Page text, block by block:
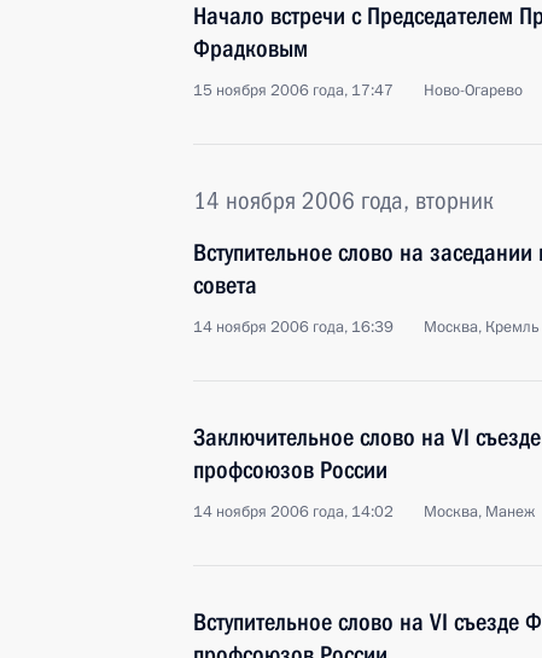
Начало встречи с Председателем
Фрадковым
15 ноября 2006 года, 17:47 Ново-Огарево
14 ноября 2006 года, вторник
Вступительное слово на
совета
14 ноября 2006 года, 16:39 Москва, Кремль
Заключительное слово на VI
профсоюзов России
14 ноября 2006 года, 14:02 Москва, Манеж
Вступительное слово на VI съезде